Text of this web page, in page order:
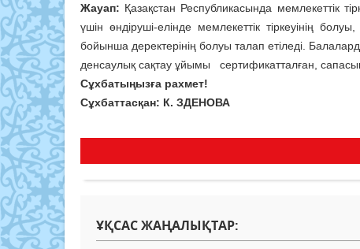
Жауап: Қазақстан Республикасында мемлекеттік
үшін өндіруші-елінде мемлекеттік тіркеуінің
бойынша деректерінің болуы талап етіледі.
денсаулық сақтау ұйымы сертификатталған,
Сұхбатыңызға рахмет!
Сұхбаттасқан: К. ЗДЕНОВА
ҰҚСАС ЖАҢАЛЫҚТАР: